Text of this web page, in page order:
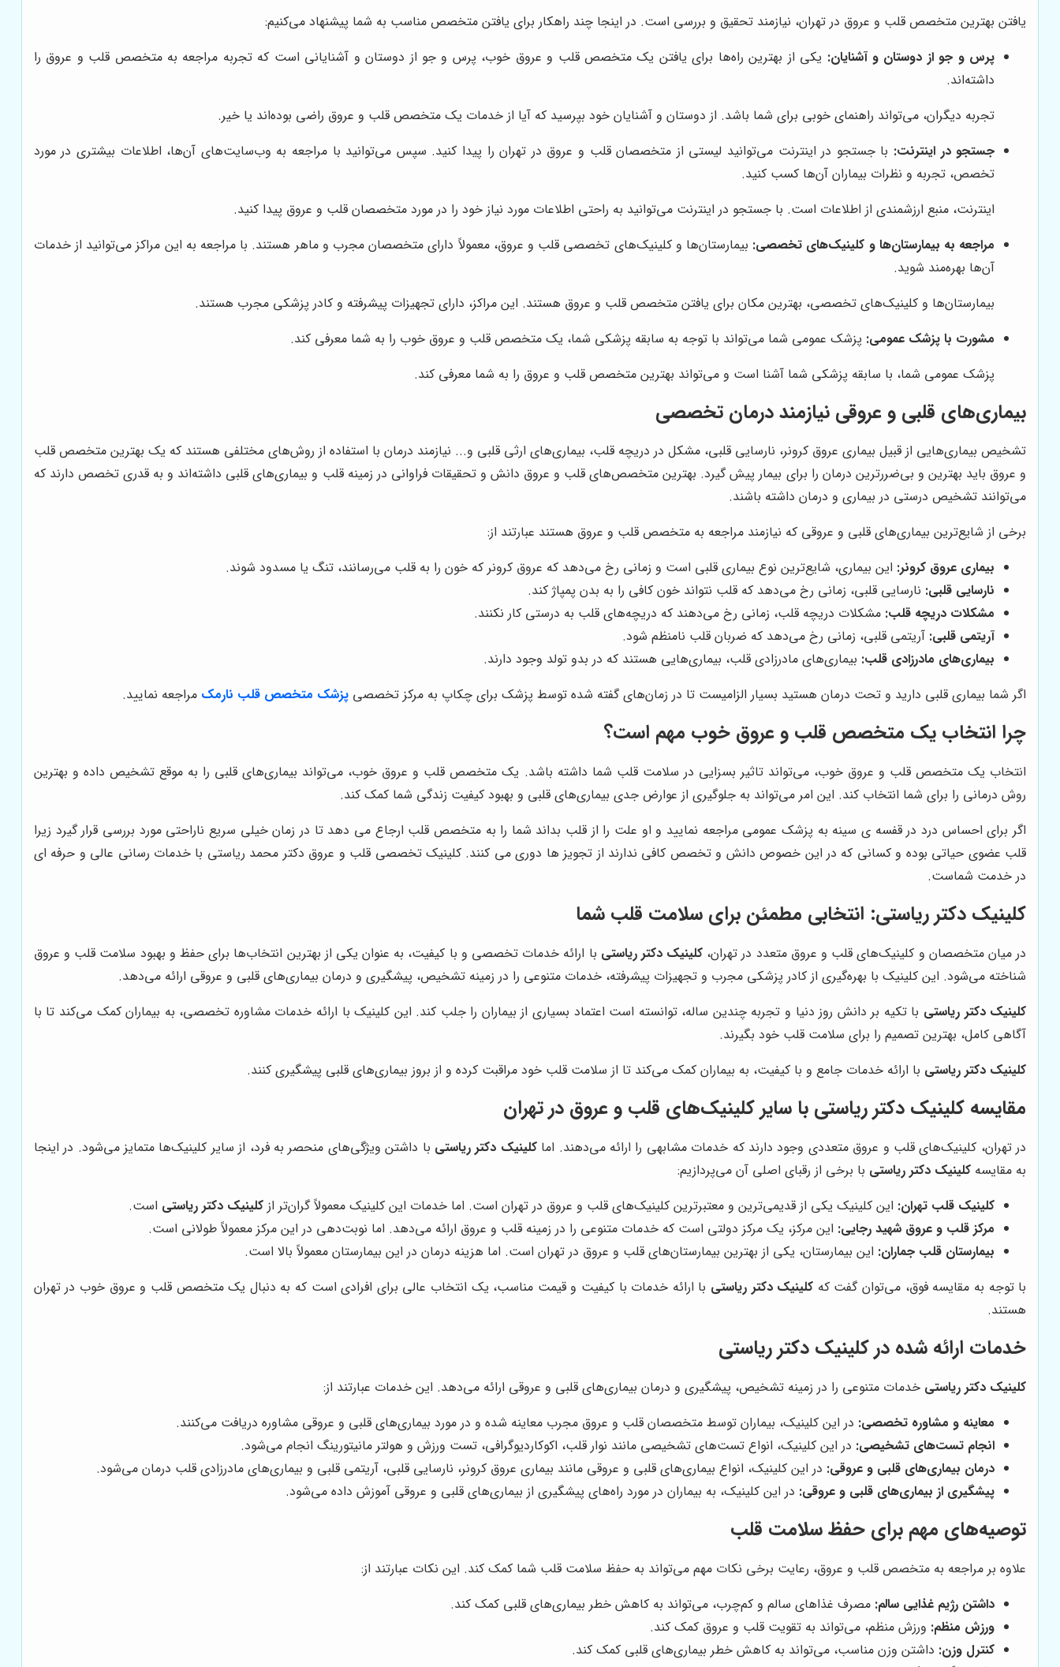
یافتن بهترین متخصص قلب و عروق در تهران، نیازمند تحقیق و بررسی است. در اینجا چند راهکار برای یافتن متخصص مناسب به شما پیشنهاد می‌کنیم:
پرس و جو از دوستان و آشنایان: یکی از بهترین راه‌ها برای یافتن یک متخصص قلب و عروق خوب، پرس و جو از دوستان و آشنایانی است که تجربه مراجعه به متخصص قلب و عروق را
داشته‌اند.
تجربه دیگران، می‌تواند راهنمای خوبی برای شما باشد. از دوستان و آشنایان خود بپرسید که آیا از خدمات یک متخصص قلب و عروق راضی بوده‌اند یا خیر.
جستجو در اینترنت: با جستجو در اینترنت می‌توانید لیستی از متخصصان قلب و عروق در تهران را پیدا کنید. سپس می‌توانید با مراجعه به وب‌سایت‌های آن‌ها، اطلاعات بیشتری در مورد
تخصص، تجربه و نظرات بیماران آن‌ها کسب کنید.
اینترنت، منبع ارزشمندی از اطلاعات است. با جستجو در اینترنت می‌توانید به راحتی اطلاعات مورد نیاز خود را در مورد متخصصان قلب و عروق پیدا کنید.
مراجعه به بیمارستان‌ها و کلینیک‌های تخصصی: بیمارستان‌ها و کلینیک‌های تخصصی قلب و عروق، معمولاً دارای متخصصان مجرب و ماهر هستند. با مراجعه به این مراکز می‌توانید از خدمات
آن‌ها بهره‌مند شوید.
بیمارستان‌ها و کلینیک‌های تخصصی، بهترین مکان برای یافتن متخصص قلب و عروق هستند. این مراکز، دارای تجهیزات پیشرفته و کادر پزشکی مجرب هستند.
مشورت با پزشک عمومی: پزشک عمومی شما می‌تواند با توجه به سابقه پزشکی شما، یک متخصص قلب و عروق خوب را به شما معرفی کند.
پزشک عمومی شما، با سابقه پزشکی شما آشنا است و می‌تواند بهترین متخصص قلب و عروق را به شما معرفی کند.
بیماری‌های قلبی و عروقی نیازمند درمان تخصصی
تشخیص بیماری‌هایی از قبیل بیماری عروق کرونر، نارسایی قلبی، مشکل در دریچه قلب، بیماری‌های ارثی قلبی و... نیازمند درمان با استفاده از روش‌های مختلفی هستند که یک بهترین متخصص قلب
و عروق باید بهترین و بی‌ضررترین درمان را برای بیمار پیش گیرد. بهترین متخصص‌های قلب و عروق دانش و تحقیقات فراوانی در زمینه قلب و بیماری‌های قلبی داشته‌اند و به قدری تخصص دارند که
می‌توانند تشخیص درستی در بیماری و درمان داشته باشند.
برخی از شایع‌ترین بیماری‌های قلبی و عروقی که نیازمند مراجعه به متخصص قلب و عروق هستند عبارتند از:
بیماری عروق کرونر: این بیماری، شایع‌ترین نوع بیماری قلبی است و زمانی رخ می‌دهد که عروق کرونر که خون را به قلب می‌رسانند، تنگ یا مسدود شوند.
نارسایی قلبی: نارسایی قلبی، زمانی رخ می‌دهد که قلب نتواند خون کافی را به بدن پمپاژ کند.
مشکلات دریچه قلب: مشکلات دریچه قلب، زمانی رخ می‌دهند که دریچه‌های قلب به درستی کار نکنند.
آریتمی قلبی: آریتمی قلبی، زمانی رخ می‌دهد که ضربان قلب نامنظم شود.
بیماری‌های مادرزادی قلب: بیماری‌های مادرزادی قلب، بیماری‌هایی هستند که در بدو تولد وجود دارند.
اگر شما بیماری قلبی دارید و تحت درمان هستید بسیار الزامیست تا در زمان‌های گفته شده توسط پزشک برای چکاپ به مرکز تخصصی پزشک متخصص قلب نارمک مراجعه نمایید.
چرا انتخاب یک متخصص قلب و عروق خوب مهم است؟
انتخاب یک متخصص قلب و عروق خوب، می‌تواند تاثیر بسزایی در سلامت قلب شما داشته باشد. یک متخصص قلب و عروق خوب، می‌تواند بیماری‌های قلبی را به موقع تشخیص داده و بهترین
روش درمانی را برای شما انتخاب کند. این امر می‌تواند به جلوگیری از عوارض جدی بیماری‌های قلبی و بهبود کیفیت زندگی شما کمک کند.
اگر برای احساس درد در قفسه ی سینه به پزشک عمومی مراجعه نمایید و او علت را از قلب بداند شما را به متخصص قلب ارجاع می دهد تا در زمان خیلی سریع ناراحتی مورد بررسی قرار گیرد زیرا
قلب عضوی حیاتی بوده و کسانی که در این خصوص دانش و تخصص کافی ندارند از تجویز ها دوری می کنند. کلینیک تخصصی قلب و عروق دکتر محمد ریاستی با خدمات رسانی عالی و حرفه ای
در خدمت شماست.
کلینیک دکتر ریاستی: انتخابی مطمئن برای سلامت قلب شما
در میان متخصصان و کلینیک‌های قلب و عروق متعدد در تهران، کلینیک دکتر ریاستی با ارائه خدمات تخصصی و با کیفیت، به عنوان یکی از بهترین انتخاب‌ها برای حفظ و بهبود سلامت قلب و عروق
شناخته می‌شود. این کلینیک با بهره‌گیری از کادر پزشکی مجرب و تجهیزات پیشرفته، خدمات متنوعی را در زمینه تشخیص، پیشگیری و درمان بیماری‌های قلبی و عروقی ارائه می‌دهد.
کلینیک دکتر ریاستی با تکیه بر دانش روز دنیا و تجربه چندین ساله، توانسته است اعتماد بسیاری از بیماران را جلب کند. این کلینیک با ارائه خدمات مشاوره تخصصی، به بیماران کمک می‌کند تا با
آگاهی کامل، بهترین تصمیم را برای سلامت قلب خود بگیرند.
کلینیک دکتر ریاستی با ارائه خدمات جامع و با کیفیت، به بیماران کمک می‌کند تا از سلامت قلب خود مراقبت کرده و از بروز بیماری‌های قلبی پیشگیری کنند.
مقایسه کلینیک دکتر ریاستی با سایر کلینیک‌های قلب و عروق در تهران
در تهران، کلینیک‌های قلب و عروق متعددی وجود دارند که خدمات مشابهی را ارائه می‌دهند. اماکلینیک دکتر ریاستی با داشتن ویژگی‌های منحصر به فرد، از سایر کلینیک‌ها متمایز می‌شود. در اینجا
به مقایسه کلینیک دکتر ریاستی با برخی از رقبای اصلی آن می‌پردازیم:
کلینیک قلب تهران: این کلینیک یکی از قدیمی‌ترین و معتبرترین کلینیک‌های قلب و عروق در تهران است. اما خدمات این کلینیک معمولاً گران‌تر از کلینیک دکتر ریاستی است.
مرکز قلب و عروق شهید رجایی: این مرکز، یک مرکز دولتی است که خدمات متنوعی را در زمینه قلب و عروق ارائه می‌دهد. اما نوبت‌دهی در این مرکز معمولاً طولانی است.
بیمارستان قلب جماران: این بیمارستان، یکی از بهترین بیمارستان‌های قلب و عروق در تهران است. اما هزینه درمان در این بیمارستان معمولاً بالا است.
با توجه به مقایسه فوق، می‌توان گفت که کلینیک دکتر ریاستی با ارائه خدمات با کیفیت و قیمت مناسب، یک انتخاب عالی برای افرادی است که به دنبال یک متخصص قلب و عروق خوب در تهران
هستند.
خدمات ارائه شده درکلینیک دکتر ریاستی
کلینیک دکتر ریاستی خدمات متنوعی را در زمینه تشخیص، پیشگیری و درمان بیماری‌های قلبی و عروقی ارائه می‌دهد. این خدمات عبارتند از:
معاینه و مشاوره تخصصی: در این کلینیک، بیماران توسط متخصصان قلب و عروق مجرب معاینه شده و در مورد بیماری‌های قلبی و عروقی مشاوره دریافت می‌کنند.
انجام تست‌های تشخیصی: در این کلینیک، انواع تست‌های تشخیصی مانند نوار قلب، اکوکاردیوگرافی، تست ورزش و هولتر مانیتورینگ انجام می‌شود.
درمان بیماری‌های قلبی و عروقی: در این کلینیک، انواع بیماری‌های قلبی و عروقی مانند بیماری عروق کرونر، نارسایی قلبی، آریتمی قلبی و بیماری‌های مادرزادی قلب درمان می‌شود.
پیشگیری از بیماری‌های قلبی و عروقی: در این کلینیک، به بیماران در مورد راه‌های پیشگیری از بیماری‌های قلبی و عروقی آموزش داده می‌شود.
توصیه‌های مهم برای حفظ سلامت قلب
علاوه بر مراجعه به متخصص قلب و عروق، رعایت برخی نکات مهم می‌تواند به حفظ سلامت قلب شما کمک کند. این نکات عبارتند از:
داشتن رژیم غذایی سالم: مصرف غذاهای سالم و کم‌چرب، می‌تواند به کاهش خطر بیماری‌های قلبی کمک کند.
ورزش منظم: ورزش منظم، می‌تواند به تقویت قلب و عروق کمک کند.
کنترل وزن: داشتن وزن مناسب، می‌تواند به کاهش خطر بیماری‌های قلبی کمک کند.